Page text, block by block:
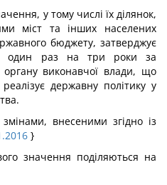
у тому числі їх ділянок,
міст та інших населених
бюджету, затверджує
один раз на три роки за
виконавчої влади, що
державну політику у
внесеними згідно із
}
значення поділяються на